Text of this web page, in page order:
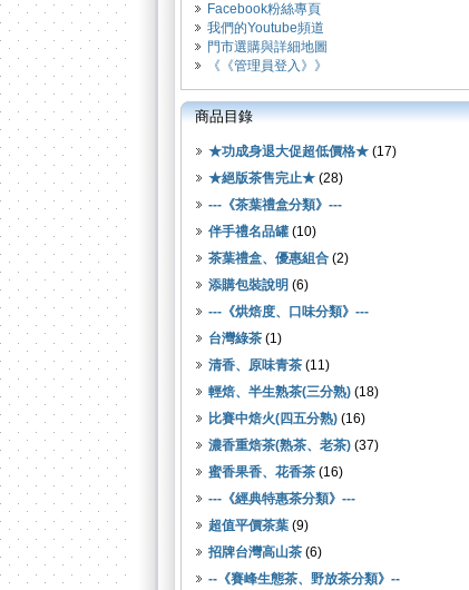
Facebook粉絲專頁
我們的Youtube頻道
門市選購與詳細地圖
《《管理員登入》》
商品目錄
★功成身退大促超低價格★ (17)
★絕版茶售完止★ (28)
---《茶葉禮盒分類》---
伴手禮名品罐(10)
茶葉禮盒、優惠組合 (2)
添購包裝說明 (6)
---《烘焙度、口味分類》---
台灣綠茶 (1)
清香、原味青茶 (11)
輕焙、半生熟茶(三分熟) (18)
比賽中焙火(四五分熟) (16)
濃香重焙茶(熟茶、老茶) (37)
蜜香果香、花香茶 (16)
---《經典特惠茶分類》---
超值平價茶葉 (9)
招牌台灣高山茶 (6)
--《賽峰生態茶、野放茶分類》--